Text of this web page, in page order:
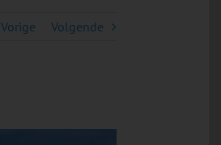
Vorige Volgende